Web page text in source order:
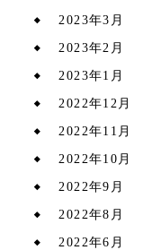
2023年3月
2023年2月
2023年1月
2022年12月
2022年11月
2022年10月
2022年9月
2022年8月
2022年6月